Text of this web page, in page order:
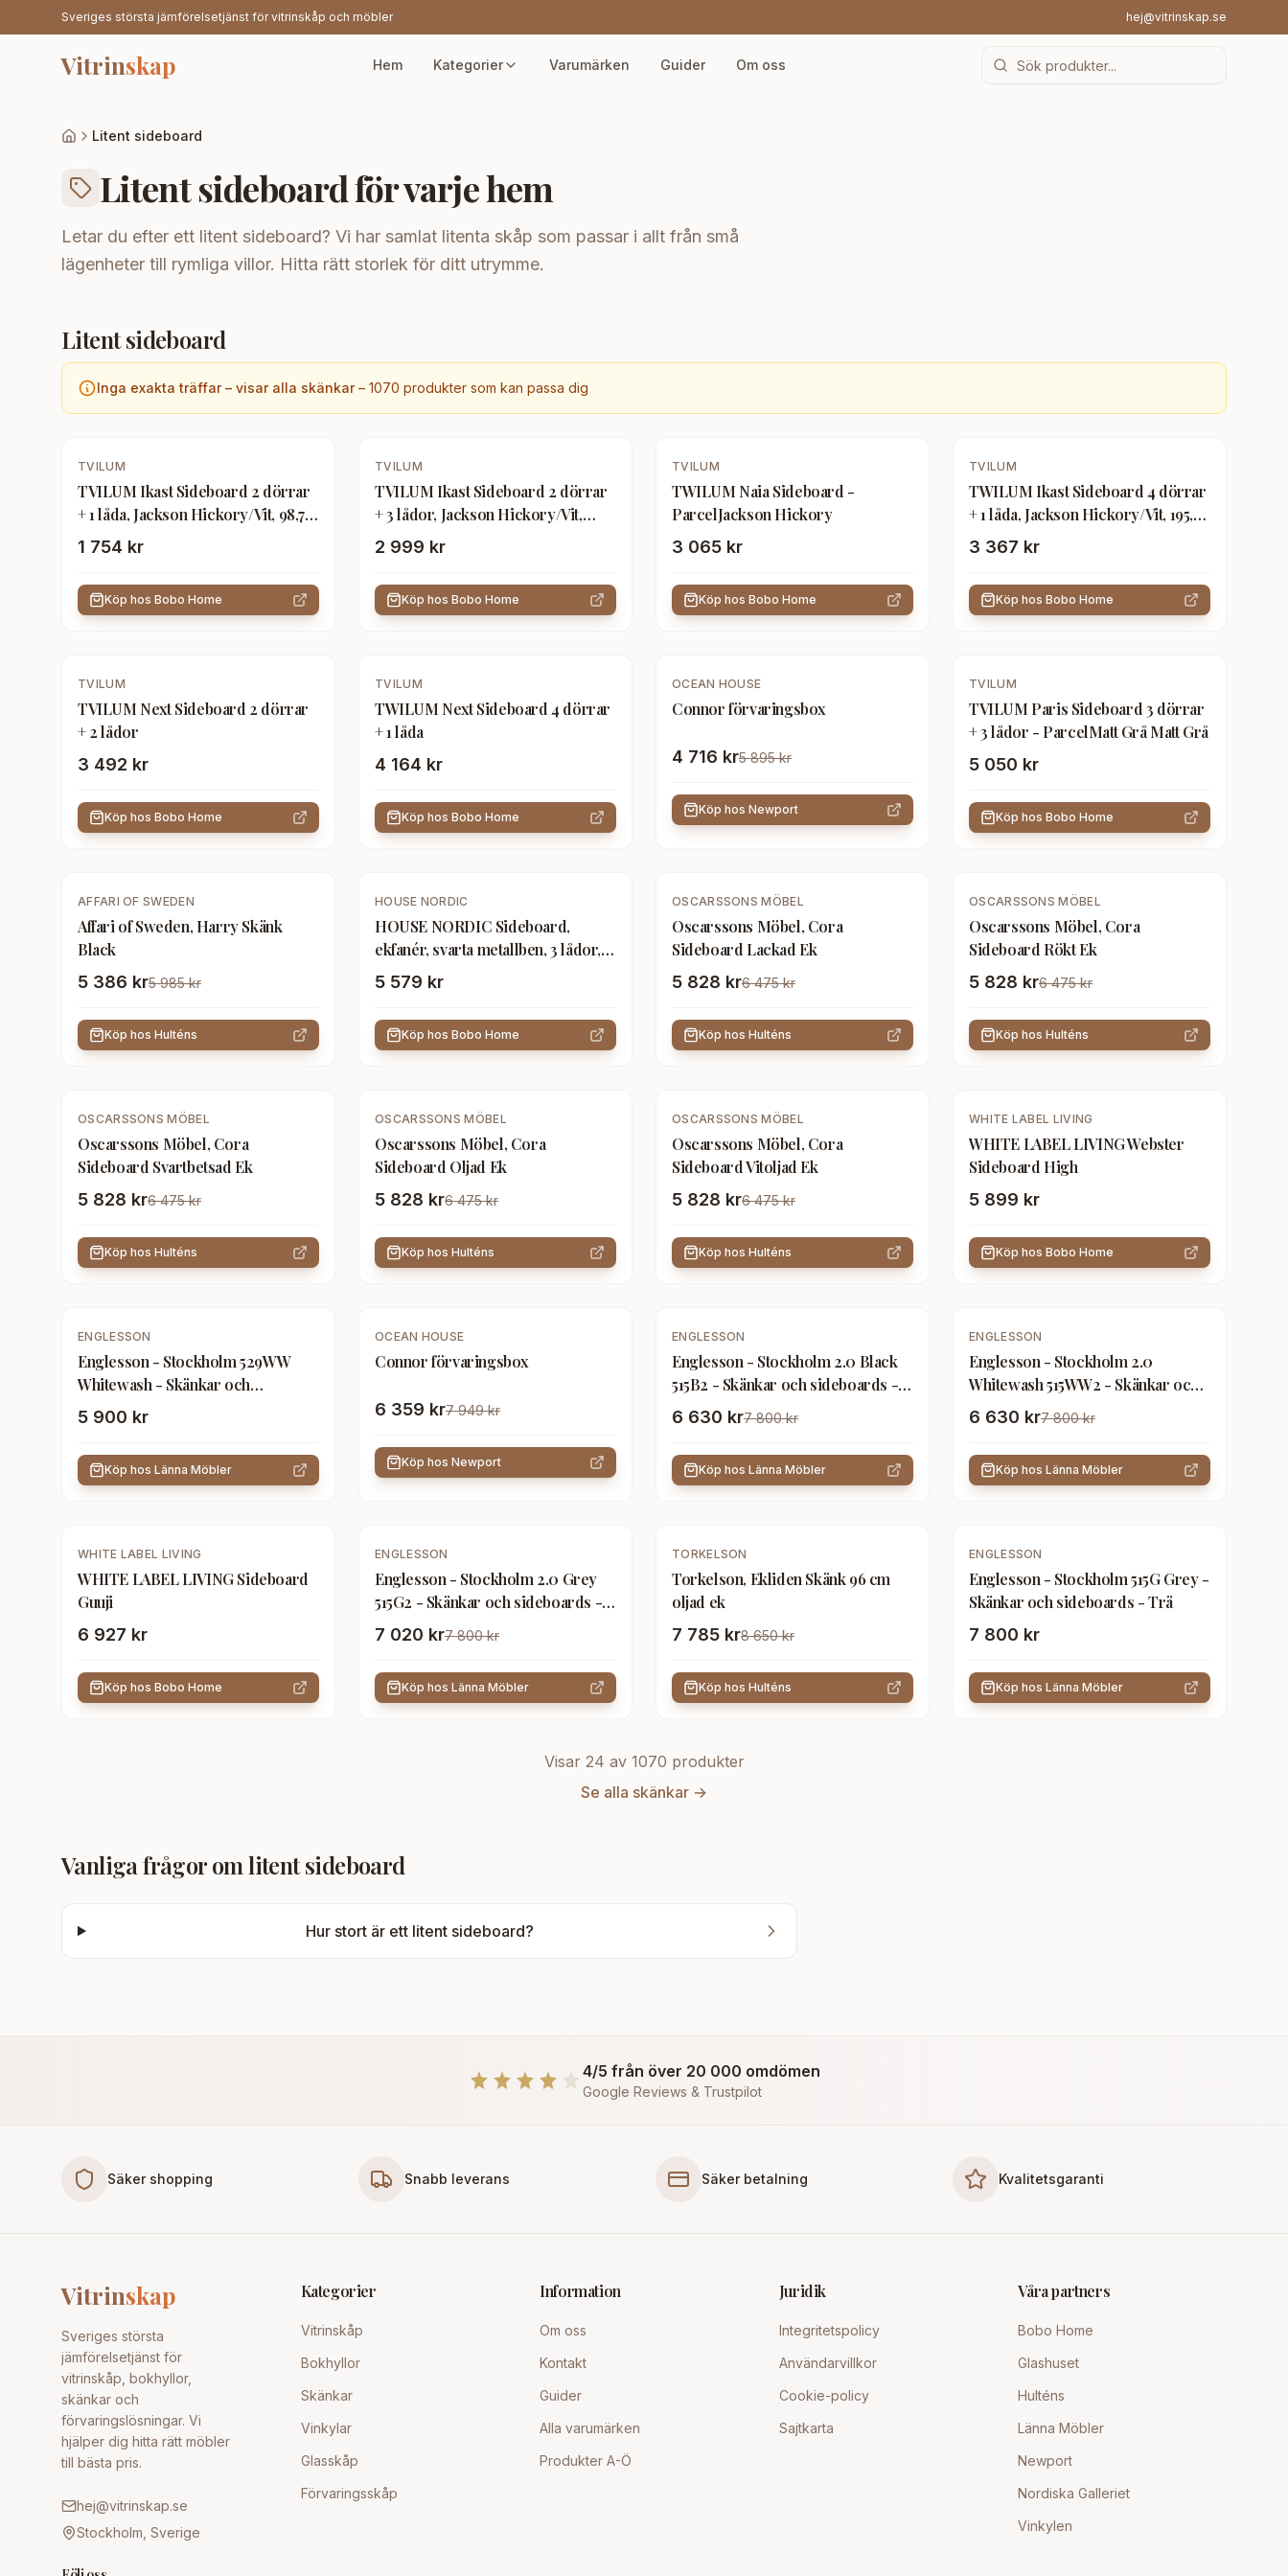
Sveriges största jämförelsetjänst för vitrinskåp och möbler hej@vitrinskap.se
Vitrinskap Hem Kategorier Varumärken Guider Om oss
Litent sideboard
Litent sideboard för varje hem
Letar du efter ett litent sideboard? Vi har samlat litenta skåp som passar i allt från små
lägenheter till rymliga villor. Hitta rätt storlek för ditt utrymme.
Litent sideboard
Inga exakta träffar – visar alla skänkar – 1070 produkter som kan passa dig
TVILUM
TVILUM Ikast Sideboard 2 dörrar
+ 1 låda, Jackson Hickory/Vit, 98,7 x
39,1 x 73 cm
1 754 kr
Köp hos Bobo Home
TVILUM
TVILUM Ikast Sideboard 2 dörrar
+ 3 lådor, Jackson Hickory/Vit,
147,2 x 39,1 x 73 cm
2 999 kr
Köp hos Bobo Home
TVILUM
TWILUM Naia Sideboard -
ParcelJackson Hickory
3 065 kr
Köp hos Bobo Home
TVILUM
TWILUM Ikast Sideboard 4 dörrar
+ 1 låda, Jackson Hickory/Vit, 195,7 x
39,1 x 73 cm
3 367 kr
Köp hos Bobo Home
TVILUM
TVILUM Next Sideboard 2 dörrar
+ 2 lådor
3 492 kr
Köp hos Bobo Home
TVILUM
TWILUM Next Sideboard 4 dörrar
+ 1 låda
4 164 kr
Köp hos Bobo Home
- 20 %
OCEAN HOUSE
Connor förvaringsbox
4 716 kr5 895 kr
Köp hos Newport
TVILUM
TVILUM Paris Sideboard 3 dörrar
+ 3 lådor - ParcelMatt Grå Matt Grå
5 050 kr
Köp hos Bobo Home
-10%
AFFARI OF SWEDEN
Affari of Sweden, Harry Skänk
Black
5 386 kr5 985 kr
Köp hos Hulténs
HOUSE NORDIC
HOUSE NORDIC Sideboard,
ekfanér, svarta metallben, 3 lådor, 2
luckor, 150x40x74 cm
5 579 kr
Köp hos Bobo Home
-10%
OSCARSSONS MÖBEL
Oscarssons Möbel, Cora
Sideboard Lackad Ek
5 828 kr6 475 kr
Köp hos Hulténs
-10%
OSCARSSONS MÖBEL
Oscarssons Möbel, Cora
Sideboard Rökt Ek
5 828 kr6 475 kr
Köp hos Hulténs
-10%
OSCARSSONS MÖBEL
Oscarssons Möbel, Cora
Sideboard Svartbetsad Ek
5 828 kr6 475 kr
Köp hos Hulténs
-10%
OSCARSSONS MÖBEL
Oscarssons Möbel, Cora
Sideboard Oljad Ek
5 828 kr6 475 kr
Köp hos Hulténs
-10%
OSCARSSONS MÖBEL
Oscarssons Möbel, Cora
Sideboard Vitoljad Ek
5 828 kr6 475 kr
Köp hos Hulténs
WHITE LABEL LIVING
WHITE LABEL LIVING Webster
Sideboard High
5 899 kr
Köp hos Bobo Home
ENGLESSON
Englesson - Stockholm 529WW
Whitewash - Skänkar och
sideboards - Trä
5 900 kr
Köp hos Länna Möbler
- 20 %
OCEAN HOUSE
Connor förvaringsbox
6 359 kr7 949 kr
Köp hos Newport
- 15%
ENGLESSON
Englesson - Stockholm 2.0 Black
515B2 - Skänkar och sideboards -
Trä
6 630 kr7 800 kr
Köp hos Länna Möbler
- 15%
ENGLESSON
Englesson - Stockholm 2.0
Whitewash 515WW2 - Skänkar och
sideboards - Trä
6 630 kr7 800 kr
Köp hos Länna Möbler
WHITE LABEL LIVING
WHITE LABEL LIVING Sideboard
Guuji
6 927 kr
Köp hos Bobo Home
- 10%
ENGLESSON
Englesson - Stockholm 2.0 Grey
515G2 - Skänkar och sideboards -
Trä
7 020 kr7 800 kr
Köp hos Länna Möbler
-10%
TORKELSON
Torkelson, Ekliden Skänk 96 cm
oljad ek
7 785 kr8 650 kr
Köp hos Hulténs
ENGLESSON
Englesson - Stockholm 515G Grey -
Skänkar och sideboards - Trä
7 800 kr
Köp hos Länna Möbler
Visar 24 av 1070 produkter
Se alla skänkar →
Vanliga frågor omlitent sideboard
Hur stort är ett litent sideboard?
4/5 från över 20 000 omdömen
Google Reviews & Trustpilot
Säker shopping Snabb leverans Säker betalning Kvalitetsgaranti
Vitrinskap
Sveriges största
jämförelsetjänst för
vitrinskåp, bokhyllor,
skänkar och
förvaringslösningar. Vi
hjälper dig hitta rätt möbler
till bästa pris.
hej@vitrinskap.se
Stockholm, Sverige
Kategorier
Vitrinskåp
Bokhyllor
Skänkar
Vinkylar
Glasskåp
Förvaringsskåp
Information
Om oss
Kontakt
Guider
Alla varumärken
Produkter A-Ö
Juridik
Integritetspolicy
Användarvillkor
Cookie-policy
Sajtkarta
Våra partners
Bobo Home
Glashuset
Hulténs
Länna Möbler
Newport
Nordiska Galleriet
Vinkylen